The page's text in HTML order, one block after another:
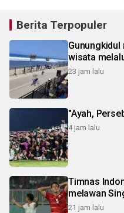
Berita Terpopuler
wisata
23 jam lalu
"Ayah,
4 jam lalu
Timnas
melawan
21 jam lalu